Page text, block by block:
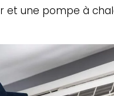
et une pompe à